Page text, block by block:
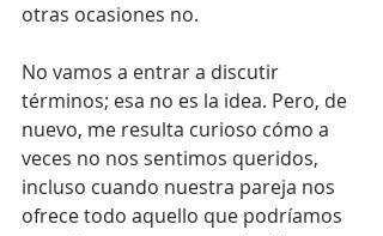
otras ocasiones no.
No vamos a entrar a discutir
términos; esa no es la idea. Pero, de
nuevo, me resulta curioso cómo a
veces no nos sentimos queridos,
incluso cuando nuestra pareja nos
ofrece todo aquello que podríamos